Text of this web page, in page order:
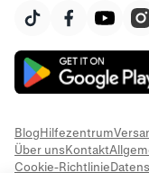
BlogHilfezentrum
Über unsKontakt
Cookie-Richtlinie